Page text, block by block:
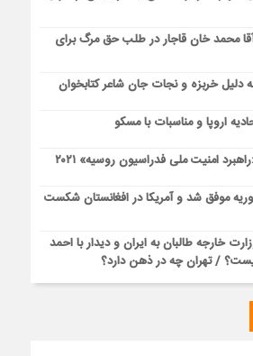
محمد خان قاجار در طلب حق مرگ برای
دلیل خربزه و نجات جان شاعر کتابخوان
اروپا و مناسبات با مسکو
امنیت ملی فدراسیون روسیه» ۲۰۲۱
موفق شد و آمریکا در افغانستان شکست
خارجه طالبان به ایران و دیدار با احمد
/ تهران چه در ذهن دارد؟